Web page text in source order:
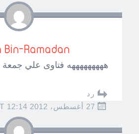
Bin-Ramadan
هههههههههه فتاوى علي جمعة
رد
27 أغسطس، 2012 AT 12:14